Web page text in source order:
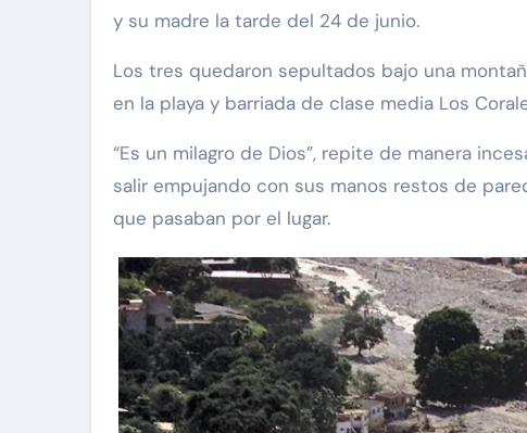
y su madre la tarde del 24 de junio.
Los tres quedaron sepultados bajo una
en la playa y barriada de clase media Los
“Es un milagro de Dios”, repite de manera
salir empujando con sus manos restos de
que pasaban por el lugar.